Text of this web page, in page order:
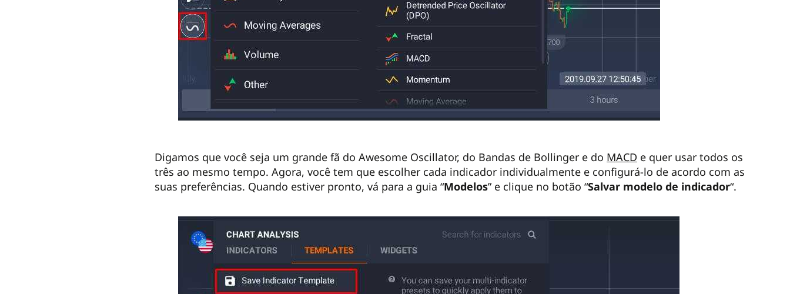
Digamos que você seja um grande fã do Awesome Oscillator, do Bandas de Bollinger e do MACD e quer usar todos os
três ao mesmo tempo. Agora, você tem que escolher cada indicador individualmente e configurá-lo de acordo com as
suas preferências. Quando estiver pronto, vá para a guia “Modelos” e clique no botão “Salvar modelo de indicador“.